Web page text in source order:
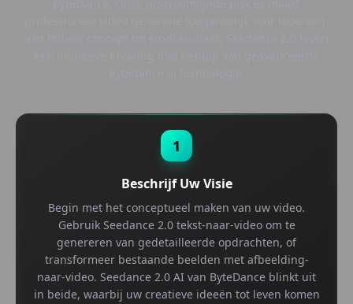
1
Beschrijf Uw Visie
Begin met het conceptueel maken van uw video.
Gebruik Seedance 2.0 tekst-naar-video om te
genereren van gedetailleerde opdrachten, of
transformeer bestaande beelden met afbeelding-
naar-video. Seedance 2.0 AI van ByteDance blinkt uit
in beide, waarbij uw creatieve ideeën tot leven komen